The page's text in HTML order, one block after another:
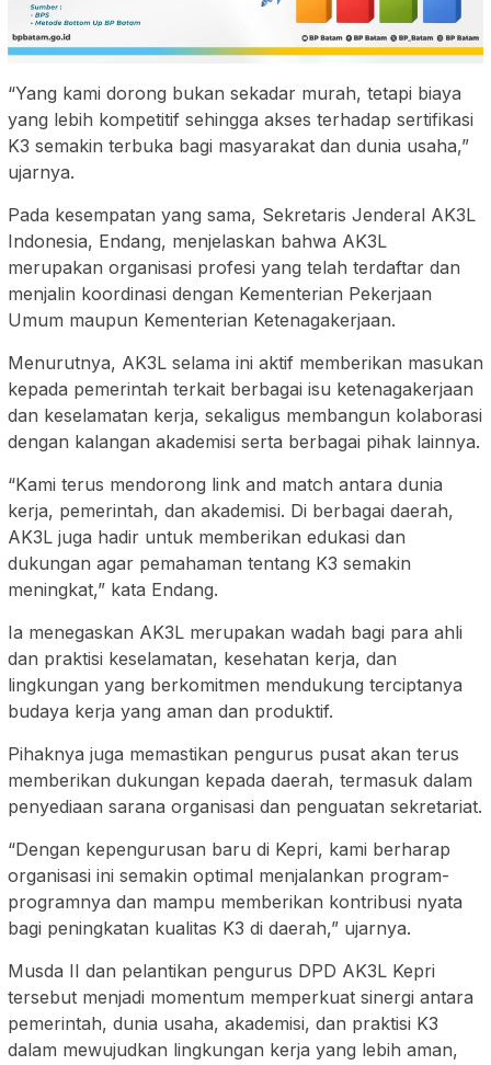
“Yang kami dorong bukan sekadar murah, tetapi biaya
yang lebih kompetitif sehingga akses terhadap sertifikasi
K3 semakin terbuka bagi masyarakat dan dunia usaha,”
ujarnya.
Pada kesempatan yang sama, Sekretaris Jenderal AK3L
Indonesia, Endang, menjelaskan bahwa AK3L
merupakan organisasi profesi yang telah terdaftar dan
menjalin koordinasi dengan Kementerian Pekerjaan
Umum maupun Kementerian Ketenagakerjaan.
Menurutnya, AK3L selama ini aktif memberikan masukan
kepada pemerintah terkait berbagai isu ketenagakerjaan
dan keselamatan kerja, sekaligus membangun kolaborasi
dengan kalangan akademisi serta berbagai pihak lainnya.
“Kami terus mendorong link and match antara dunia
kerja, pemerintah, dan akademisi. Di berbagai daerah,
AK3L juga hadir untuk memberikan edukasi dan
dukungan agar pemahaman tentang K3 semakin
meningkat,” kata Endang.
Ia menegaskan AK3L merupakan wadah bagi para ahli
dan praktisi keselamatan, kesehatan kerja, dan
lingkungan yang berkomitmen mendukung terciptanya
budaya kerja yang aman dan produktif.
Pihaknya juga memastikan pengurus pusat akan terus
memberikan dukungan kepada daerah, termasuk dalam
penyediaan sarana organisasi dan penguatan sekretariat.
“Dengan kepengurusan baru di Kepri, kami berharap
organisasi ini semakin optimal menjalankan program-
programnya dan mampu memberikan kontribusi nyata
bagi peningkatan kualitas K3 di daerah,” ujarnya.
Musda II dan pelantikan pengurus DPD AK3L Kepri
tersebut menjadi momentum memperkuat sinergi antara
pemerintah, dunia usaha, akademisi, dan praktisi K3
dalam mewujudkan lingkungan kerja yang lebih aman,